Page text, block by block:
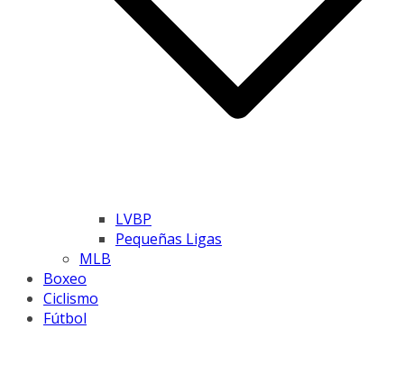
LVBP
Pequeñas Ligas
MLB
Boxeo
Ciclismo
Fútbol